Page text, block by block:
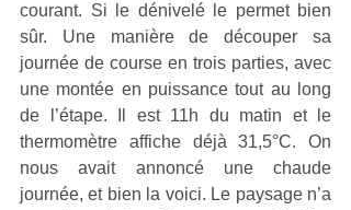
courant. Si le dénivelé le permet bien
sûr. Une manière de découper sa
journée de course en trois parties, avec
une montée en puissance tout au long
de l’étape. Il est 11h du matin et le
thermomètre affiche déjà 31,5°C. On
nous avait annoncé une chaude
journée, et bien la voici. Le paysage n’a